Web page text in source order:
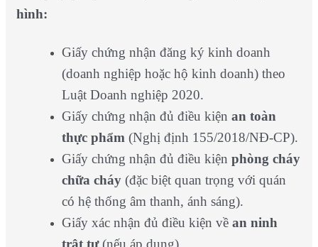
hình:
Giấy chứng nhận đăng ký kinh doanh
(doanh nghiệp hoặc hộ kinh doanh) theo
Luật Doanh nghiệp 2020.
Giấy chứng nhận đủ điều kiện an toàn
thực phẩm (Nghị định 155/2018/NĐ-CP).
Giấy chứng nhận đủ điều kiện phòng cháy
chữa cháy(đặc biệt quan trọng với quán
có hệ thống âm thanh, ánh sáng).
Giấy xác nhận đủ điều kiện về an ninh
trật tự(nếu áp dụng).